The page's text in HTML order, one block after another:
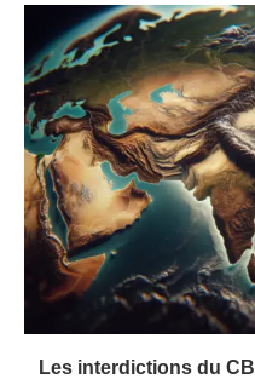
Les interdictions du